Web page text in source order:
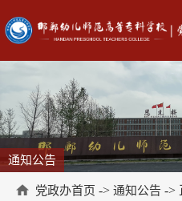
通知公告
党政办首页 -> 通知公告 ->